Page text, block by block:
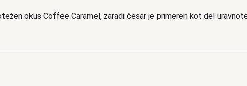
okus Coffee Caramel, zaradi česar je primeren kot del